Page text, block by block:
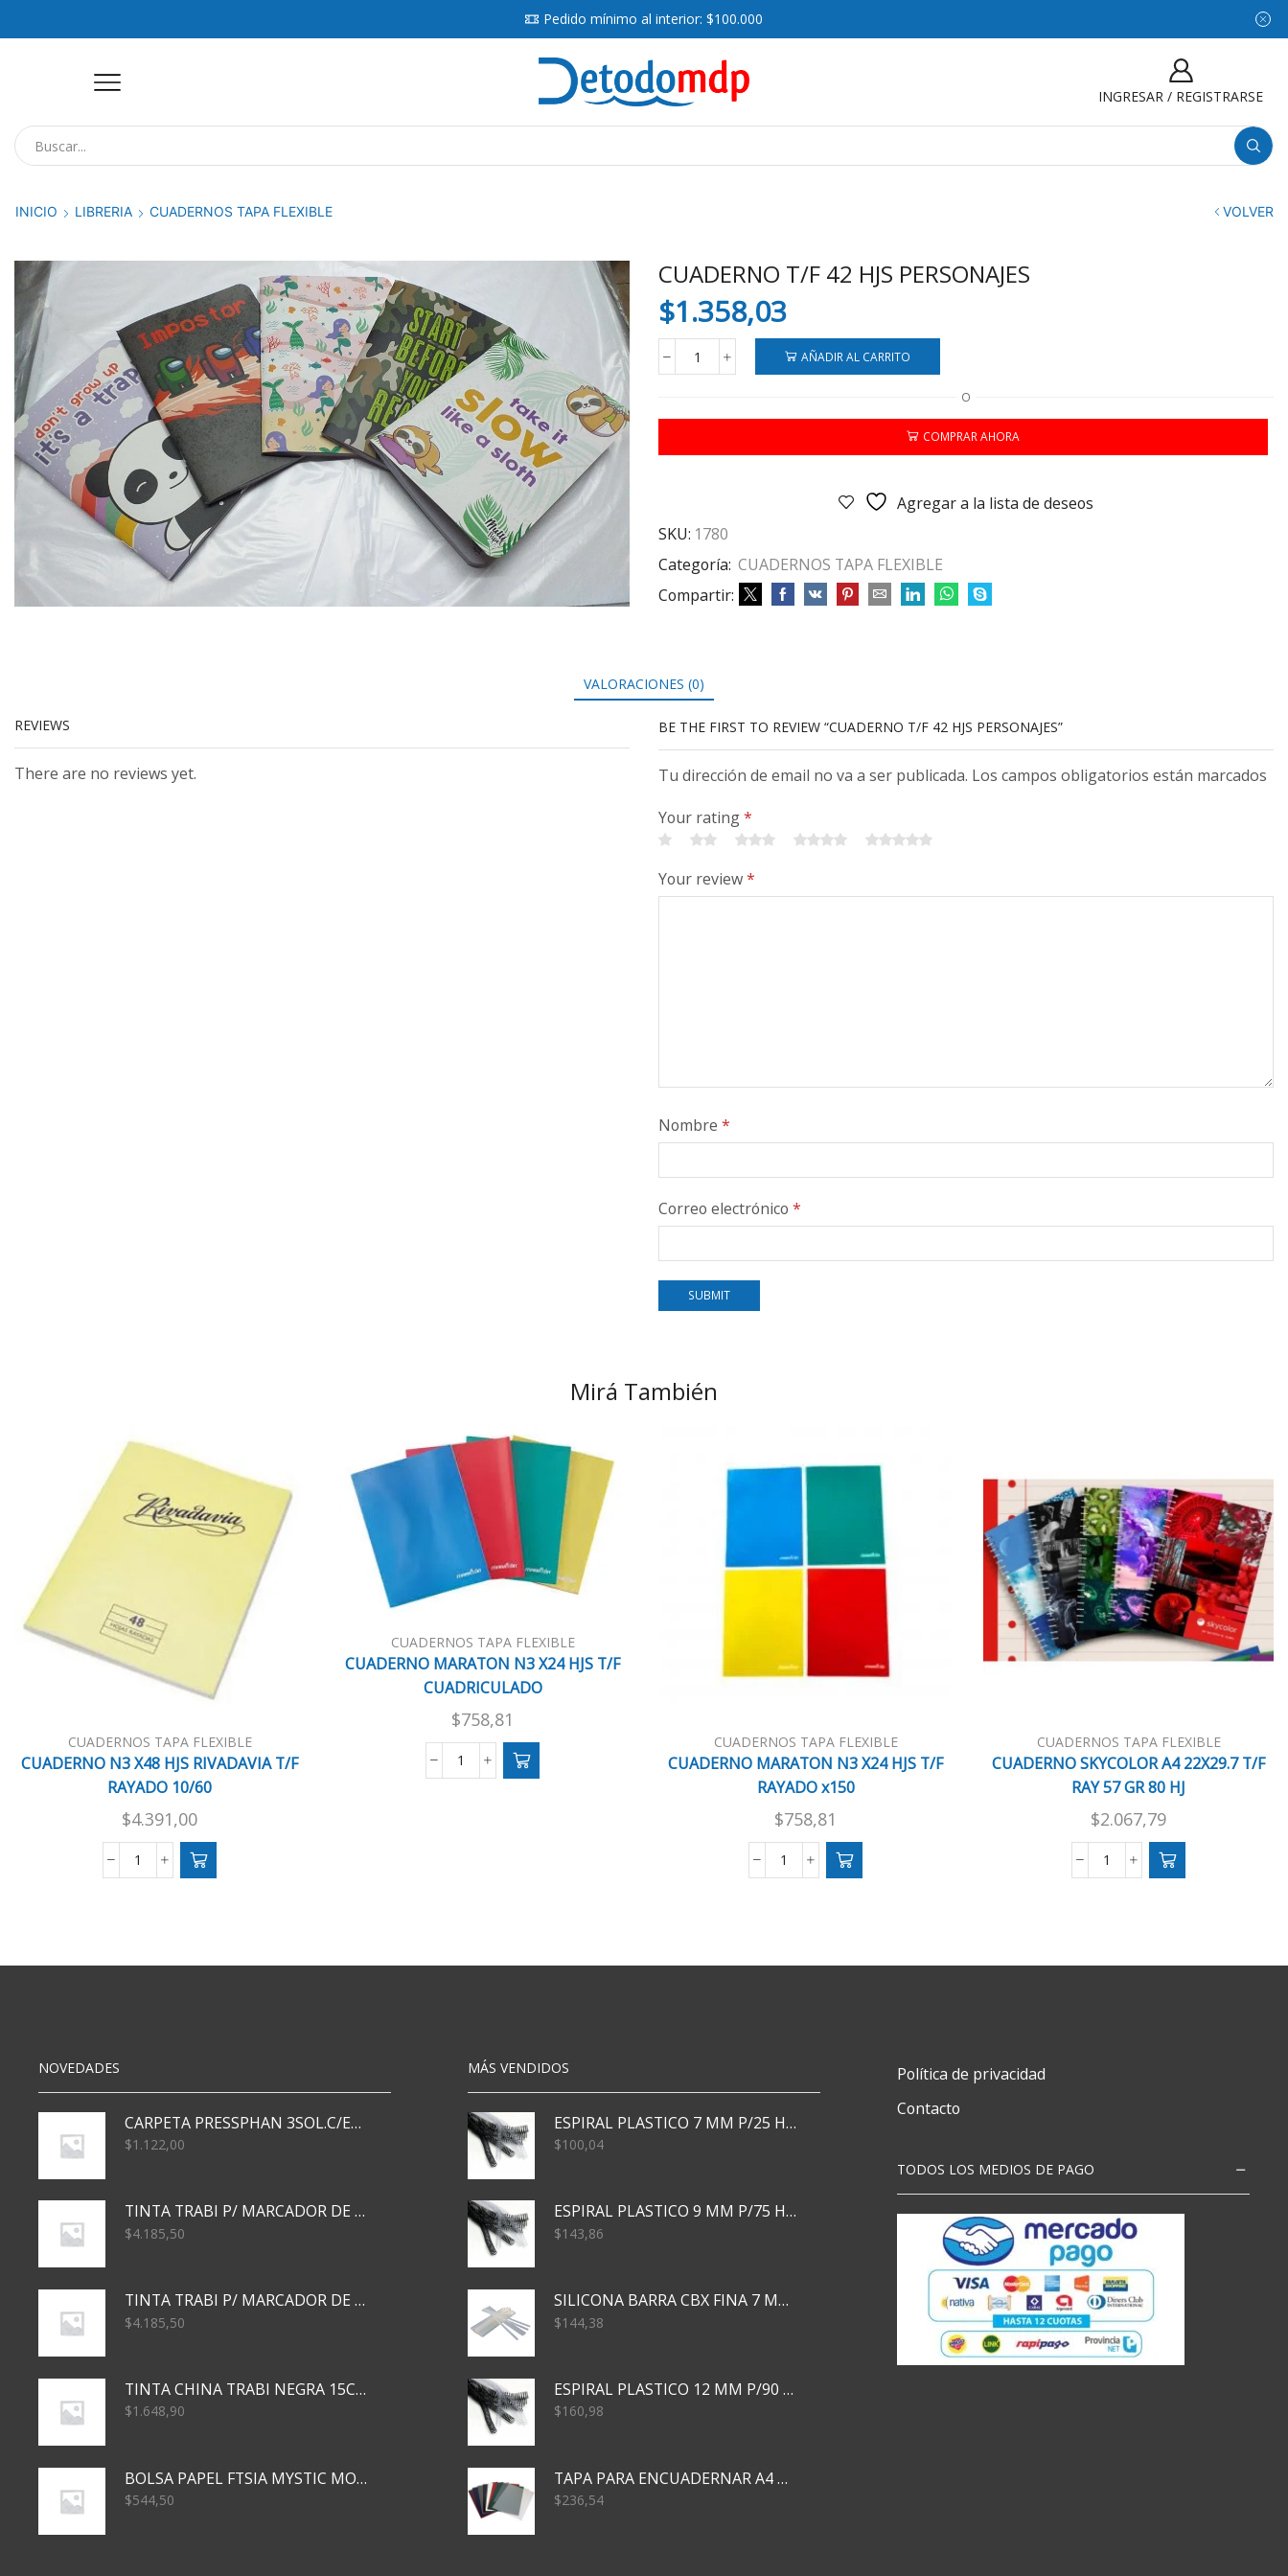
Pedido mínimo al interior: $100.000
INGRESAR / REGISTRARSE
INICIO LIBRERIA CUADERNOS TAPA FLEXIBLE VOLVER
CUADERNO T/F 42 HJS PERSONAJES
$1.358,03
CUADERNO
HJS
cantidad
AÑADIR AL CARRITO
O
COMPRAR AHORA
Agregar a la lista de deseos
SKU: 1780
Categoría: CUADERNOS TAPA FLEXIBLE
Compartir:
VALORACIONES (0)
REVIEWS
There are no reviews yet.
BE THE FIRST TO REVIEW “CUADERNO T/F 42 HJS PERSONAJES”
Tu dirección de email no va a ser publicada. Los campos obligatorios están marcados
Your rating*
Your review*
Nombre *
Correo electrónico *
Mirá También
CUADERNOS TAPA FLEXIBLE
CUADERNO N3 X48 HJS RIVADAVIA T/F
RAYADO 10/60
$4.391,00
CUADERNO
T/F
CUADERNOS TAPA FLEXIBLE
CUADERNO MARATON N3 X24 HJS T/F
CUADRICULADO
$758,81
CUADERNO
CUADERNOS TAPA FLEXIBLE
CUADERNO MARATON N3 X24 HJS T/F
RAYADO x150
$758,81
CUADERNO
T/F
CUADERNOS TAPA FLEXIBLE
CUADERNO SKYCOLOR A4 22X29.7 T/F
RAY 57 GR 80 HJ
$2.067,79
CUADERNO
RAY
NOVEDADES
CARPETA PRESSPHAN 3SOL.C/ELAST MARRON A4 P01A
$1.122,00
TINTA TRABI P/ MARCADOR DE PIZARRA x30ml AZUL
$4.185,50
TINTA TRABI P/ MARCADOR DE PIZARRA x30ml ROJO
$4.185,50
TINTA CHINA TRABI NEGRA 15CC TR3460
$1.648,90
BOLSA PAPEL FTSIA MYSTIC MONKEY 14/08/20
$544,50
MÁS VENDIDOS
ESPIRAL PLASTICO 7 MM P/25 HJS X50x3000
$100,04
ESPIRAL PLASTICO 9 MM P/75 HJS X50X2400
$143,86
SILICONA BARRA CBX FINA 7 MM 28 CM
$144,38
ESPIRAL PLASTICO 12 MM P/90 HJS X50X1500
$160,98
TAPA PARA ENCUADERNAR A4 TRANSP x50x500
$236,54
Política de privacidad
Contacto
TODOS LOS MEDIOS DE PAGO